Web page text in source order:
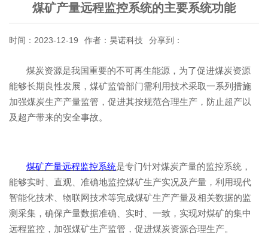
煤矿产量远程监控系统的主要系统功能
时间：2023-12-19 作者：昊诺科技 分享到：
煤炭资源是我国重要的不可再生能源，为了促进煤炭资源
能够长期良性发展，煤矿监管部门需利用技术采取一系列措施
加强煤炭生产产量监管，促进其按规范合理生产，防止超产以
及超产带来的安全事故。
煤矿产量远程监控系统是专门针对煤炭产量的监控系统，
能够实时、直观、准确地监控煤矿生产实况及产量，利用现代
智能化技术、物联网技术等完成煤矿生产产量及相关数据的监
测采集，确保产量数据准确、实时、一致，实现对煤矿的集中
远程监控，加强煤矿生产监管，促进煤炭资源合理生产。